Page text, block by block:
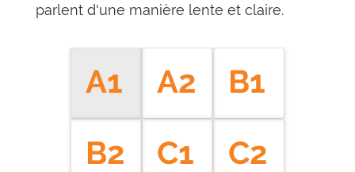
parlent d'une manière lente et claire.
A1 A2
B1
B2
C1 C2